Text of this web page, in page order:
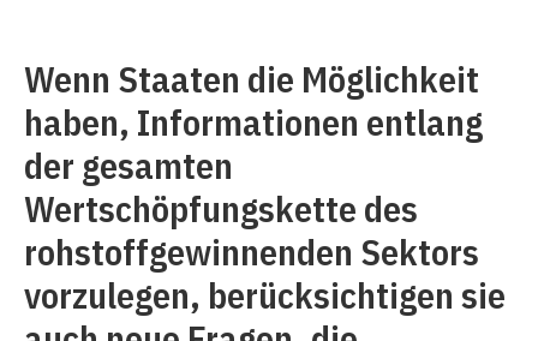
Wenn Staaten die Möglichkeit
haben, Informationen entlang
der gesamten
Wertschöpfungskette des
rohstoffgewinnenden Sektors
vorzulegen, berücksichtigen sie